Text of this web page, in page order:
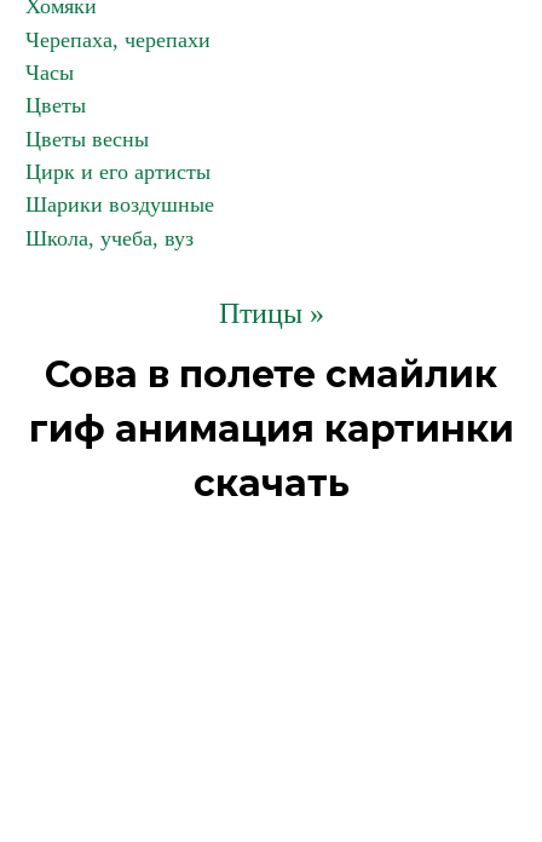
Хомяки
Черепаха, черепахи
Часы
Цветы
Цветы весны
Цирк и его артисты
Шарики воздушные
Школа, учеба, вуз
Птицы »
Сова в полете смайлик
гиф анимация картинки
скачать